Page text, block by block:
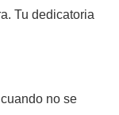
Tu dedicatoria
no se